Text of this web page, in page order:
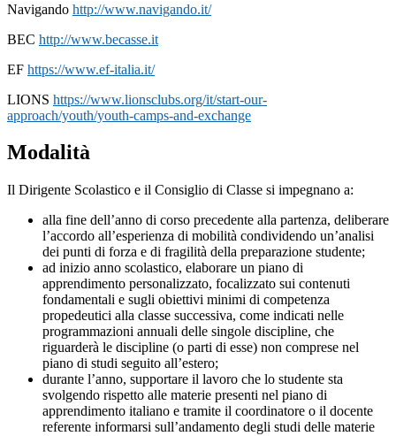
Navigando http://www.navigando.it/
BEC http://www.becasse.it
EF https://www.ef-italia.it/
LIONS https://www.lionsclubs.org/it/start-our-
approach/youth/youth-camps-and-exchange
Modalità
Il Dirigente Scolastico e il Consiglio di Classe si impegnano a:
alla fine dell’anno di corso precedente alla partenza, deliberare
l’accordo all’esperienza di mobilità condividendo un’analisi
dei punti di forza e di fragilità della preparazione studente;
ad inizio anno scolastico, elaborare un piano di
apprendimento personalizzato, focalizzato sui contenuti
fondamentali e sugli obiettivi minimi di competenza
propedeutici alla classe successiva, come indicati nelle
programmazioni annuali delle singole discipline, che
riguarderà le discipline (o parti di esse) non comprese nel
piano di studi seguito all’estero;
durante l’anno, supportare il lavoro che lo studente sta
svolgendo rispetto alle materie presenti nel piano di
apprendimento italiano e tramite il coordinatore o il docente
referente informarsi sull’andamento degli studi delle materie